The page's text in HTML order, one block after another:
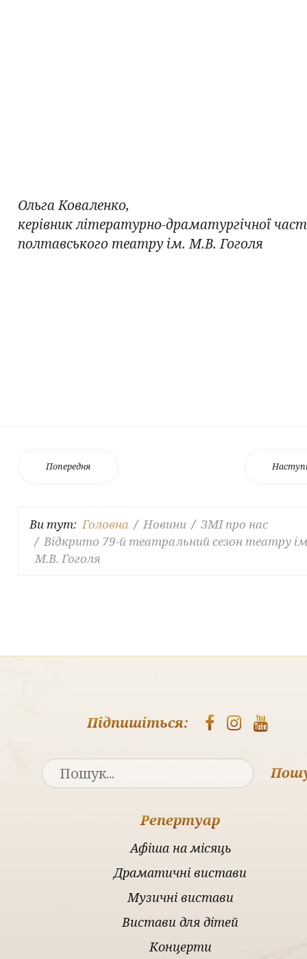
Ольга Коваленко,
керівник літературно-драматургічної
полтавського театру ім. М.В. Гоголя
Попередня
Ви тут:Головна Новини
ЗМІ про нас
Відкрито 79-й театральний сезон театру
М.В. Гоголя
Підпишіться:
Репертуар
Афіша на місяць
Драматичні вистави
Музичні вистави
Вистави для дітей
Концерти